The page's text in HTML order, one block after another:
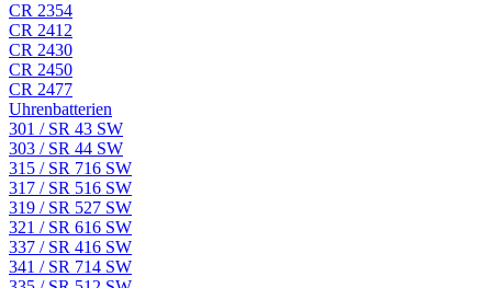
CR 2354
CR 2412
CR 2430
CR 2450
CR 2477
Uhrenbatterien
301 / SR 43 SW
303 / SR 44 SW
315 / SR 716 SW
317 / SR 516 SW
319 / SR 527 SW
321 / SR 616 SW
337 / SR 416 SW
341 / SR 714 SW